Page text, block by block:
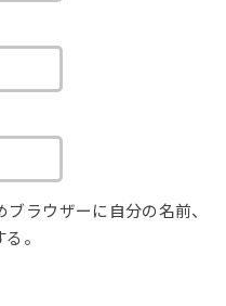
ラウザーに自分の名前、
。